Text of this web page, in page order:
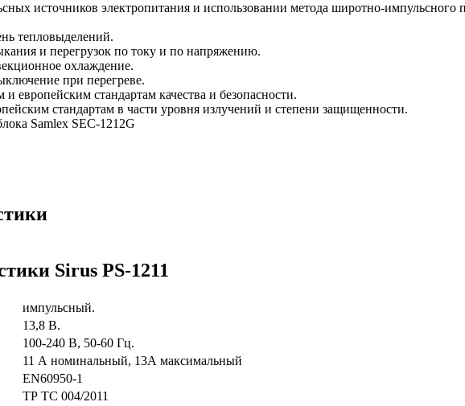
источников электропитания и использовании метода широтно-импульсного
тепловыделений.
и перегрузок по току и по напряжению.
охлаждение.
при перегреве.
европейским стандартам качества и безопасности.
стандартам в части уровня излучений и степени защищенности.
Samlex SEC-1212G
Sirus PS-1211
импульсный.
13,8 В.
100-240 В, 50-60 Гц.
11 А номинальный, 13А максимальный
EN60950-1
ТР ТС 004/2011